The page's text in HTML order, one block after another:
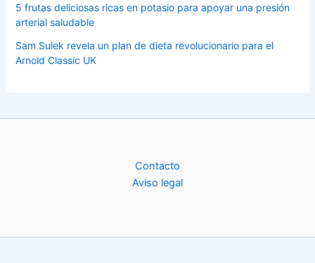
5 frutas deliciosas ricas en potasio para apoyar una presión
arterial saludable
Sam Sulek revela un plan de dieta revolucionario para el
Arnold Classic UK
Contacto
Aviso legal